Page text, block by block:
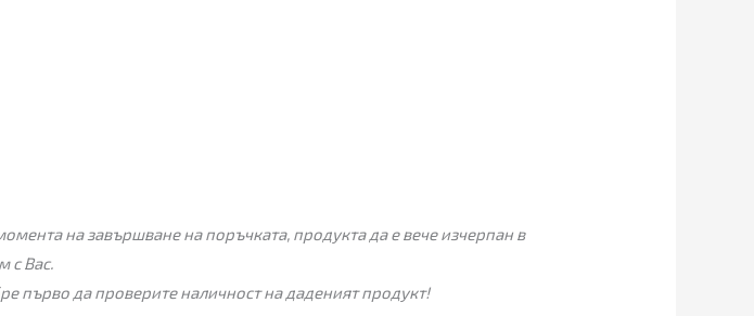
на завършване на поръчката, продукта да е вече изчерпан в
с Вас.
първо да проверите наличност на даденият продукт!